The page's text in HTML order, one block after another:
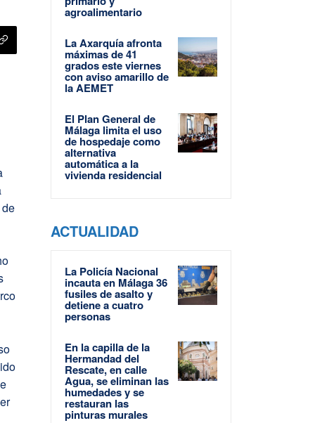
agroalimentario
La Axarquía afronta
máximas de 41
grados este viernes
con aviso amarillo de
la AEMET
El Plan General de
Málaga limita el uso
de hospedaje como
alternativa
automática a la
vivienda residencial
ACTUALIDAD
La Policía Nacional
incauta en Málaga 36
fusiles de asalto y
detiene a cuatro
personas
En la capilla de la
Hermandad del
Rescate, en calle
Agua, se eliminan las
humedades y se
restauran las
pinturas murales